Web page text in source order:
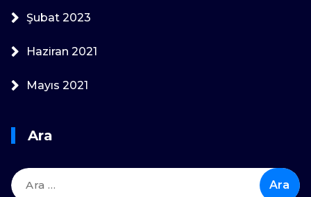
Şubat 2023
Haziran 2021
Mayıs 2021
Ara
Arama: